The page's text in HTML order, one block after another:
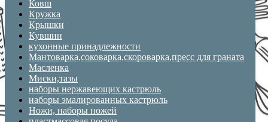
Ковш
Кружка
Крышки
Кувшин
кухонные принадлежности
Мантоварка,соковарка,скороварка,пресс для граната
Масленка
Миски,тазы
наборы нержавеющих кастрюль
наборы эмалированных кастрюль
Ножи, наборы ножей